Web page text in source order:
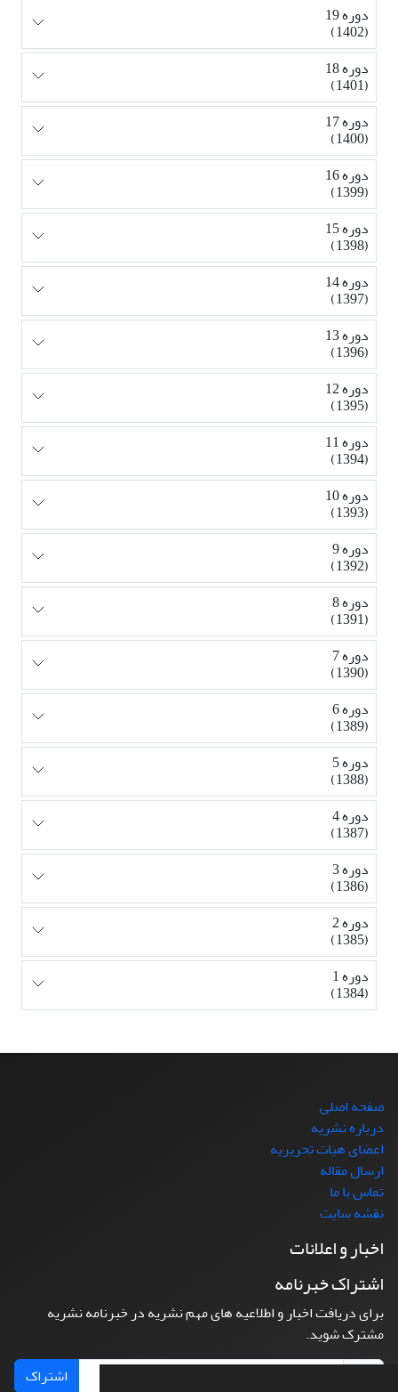
دوره 19
(1402)
دوره 18
(1401)
دوره 17
(1400)
دوره 16
(1399)
دوره 15
(1398)
دوره 14
(1397)
دوره 13
(1396)
دوره 12
(1395)
دوره 11
(1394)
دوره 10
(1393)
دوره 9
(1392)
دوره 8
(1391)
دوره 7
(1390)
دوره 6
(1389)
دوره 5
(1388)
دوره 4
(1387)
دوره 3
(1386)
دوره 2
(1385)
دوره 1
(1384)
صفحه اصلی
درباره نشریه
اعضای هیات تحریریه
ارسال مقاله
تماس با ما
نقشه سایت
اخبار و اعلانات
اشتراک خبرنامه
برای دریافت اخبار و اطلاعیه های مهم نشریه در خبرنامه نشریه
مشترک شوید.
اشتراک